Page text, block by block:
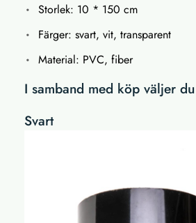
Storlek: 10 * 150 cm
Färger: svart, vit, transparent
Material: PVC, fiber
I samband med köp väljer
Svart